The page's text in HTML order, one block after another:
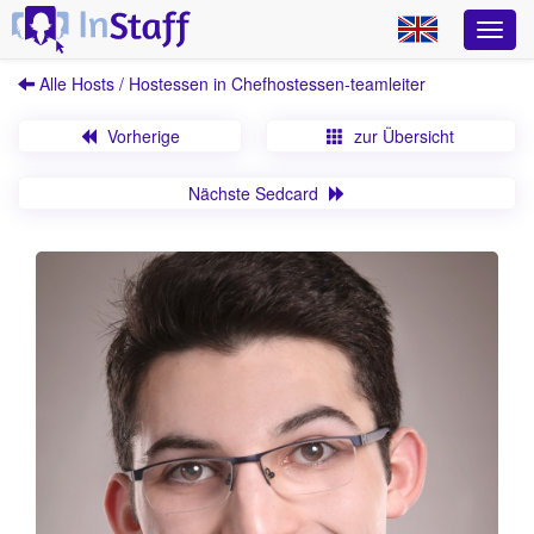
Alle Hosts / Hostessen in Chefhostessen-teamleiter
Vorherige zur Übersicht
Nächste Sedcard